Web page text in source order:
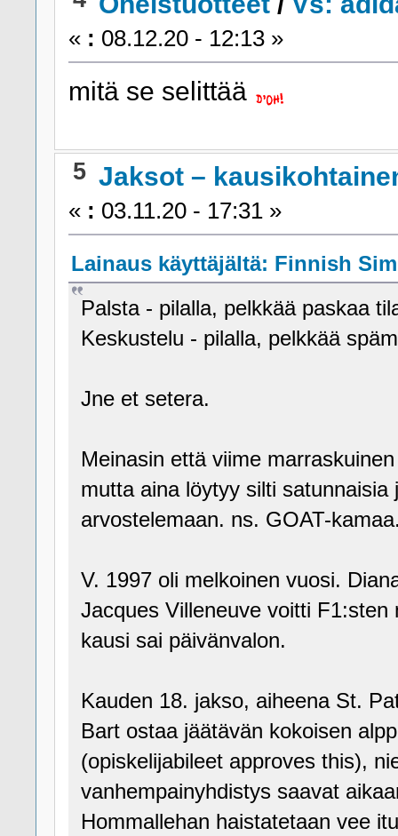
« : 08.12.20 - 12:13 »
mitä se selittää
5 Jaksot –
« : 03.11.20 - 17:31 »
Lainaus käyttäjältä: Finnish
Palsta - pilalla, pelkkää paskaa
Keskustelu - pilalla, pelkkää
Jne et setera.
Meinasin että viime
mutta aina löytyy silti
arvostelemaan. ns. GOAT-
V. 1997 oli melkoinen vuosi.
Jacques Villeneuve voitti
kausi sai päivänvalon.
Kauden 18. jakso, aiheena St.
Bart ostaa jäätävän kokoisen
(opiskelijabileet approves this),
vanhempainyhdistys saavat
Hommallehan haistatetaan vee